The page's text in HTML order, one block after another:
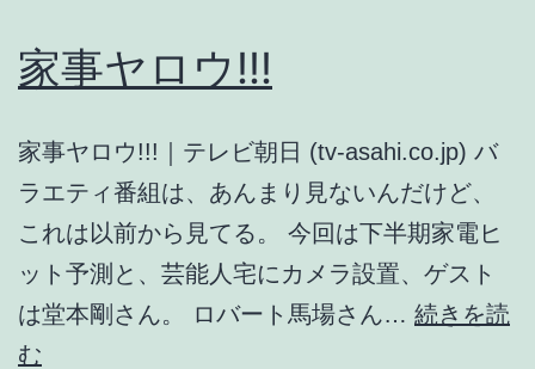
家事ヤロウ!!!
家事ヤロウ!!!｜テレビ朝日 (tv-asahi.co.jp) バ
ラエティ番組は、あんまり見ないんだけど、
これは以前から見てる。 今回は下半期家電ヒ
ット予測と、芸能人宅にカメラ設置、ゲスト
は堂本剛さん。 ロバート馬場さん… 続きを読
む